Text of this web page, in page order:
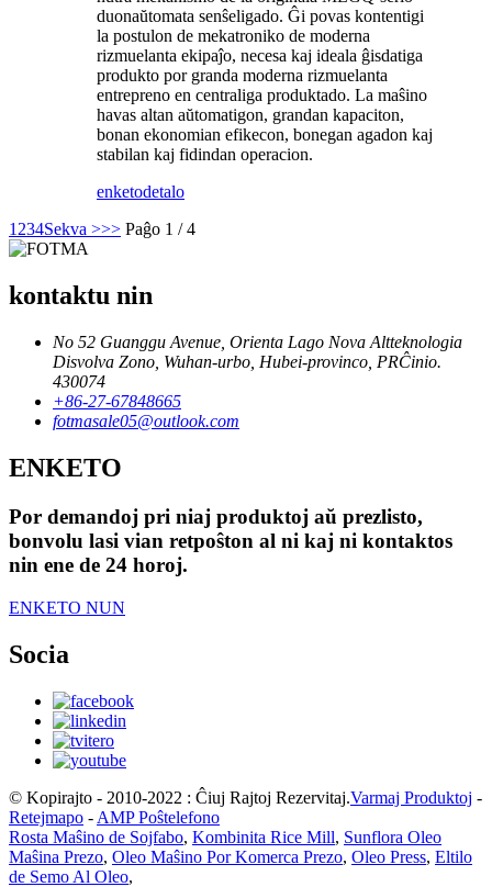
duonaŭtomata senŝeligado. Ĝi povas kontentigi
la postulon de mekatroniko de moderna
rizmuelanta ekipaĵo, necesa kaj ideala ĝisdatiga
produkto por granda moderna rizmuelanta
entrepreno en centraliga produktado. La maŝino
havas altan aŭtomatigon, grandan kapaciton,
bonan ekonomian efikecon, bonegan agadon kaj
stabilan kaj fidindan operacion.
enketodetalo
1 234Sekva >>> Paĝo 1 / 4
kontaktu nin
No 52 Guanggu Avenue, Orienta Lago Nova Altteknologia
Disvolva Zono, Wuhan-urbo, Hubei-provinco, PRĈinio.
430074
+86-27-67848665
fotmasale05@outlook.com
ENKETO
Por demandoj pri niaj produktoj aŭ prezlisto,
bonvolu lasi vian retpoŝton al ni kaj ni kontaktos
nin ene de 24 horoj.
ENKETO NUN
Socia
© Kopirajto - 2010-2022 : Ĉiuj Rajtoj Rezervitaj.Varmaj Produktoj -
Retejmapo - AMP Poŝtelefono
Rosta Maŝino de Sojfabo, Kombinita Rice Mill, Sunflora Oleo
Maŝina Prezo, Oleo Maŝino Por Komerca Prezo, Oleo Press, Eltilo
de Semo Al Oleo,